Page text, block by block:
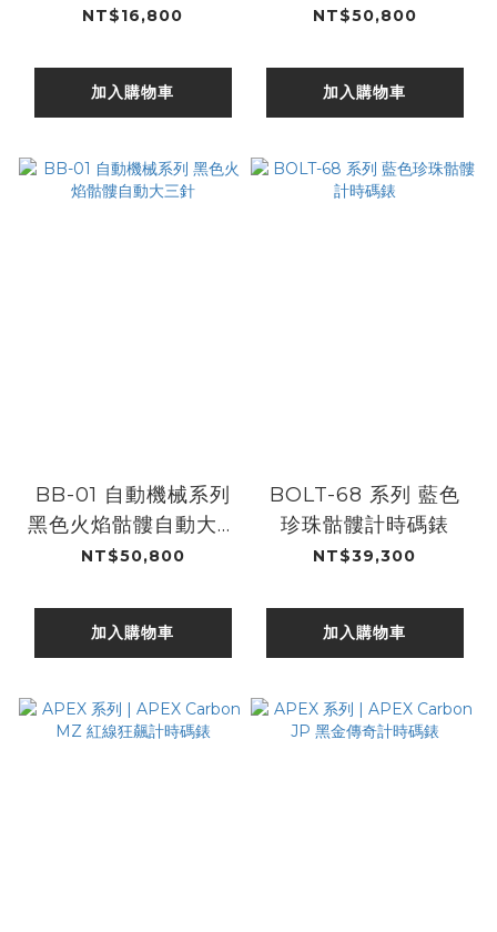
43mm
NT$16,800
加入購物車
針
NT$50,800
加入購物車
BB-01 自動機械系列
黑色火焰骷髏自動大三
針
NT$50,800
加入購物車
BOLT-68 系列 藍色
珍珠骷髏計時碼錶
NT$39,300
加入購物車